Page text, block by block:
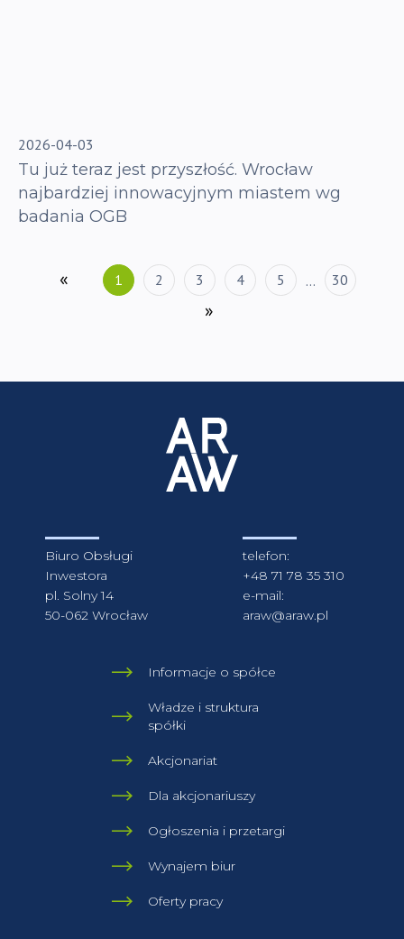
2026-04-03
Tu już teraz jest przyszłość. Wrocław
najbardziej innowacyjnym miastem wg
badania OGB
« 1 2 3 4 5 … 30
»
Biuro Obsługi
Inwestora
pl. Solny 14
50-062 Wrocław
telefon:
+48 71 78 35 310
e-mail:
araw@araw.pl
Informacje o spółce
Władze i struktura
spółki
Akcjonariat
Dla akcjonariuszy
Ogłoszenia i przetargi
Wynajem biur
Oferty pracy